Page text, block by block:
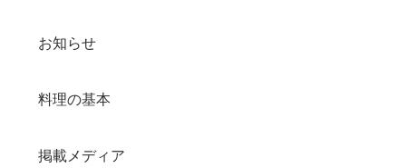
お知らせ
料理の基本
掲載メディア